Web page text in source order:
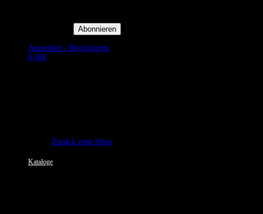
Anmelden / Registrieren
0,00€
Zurück zum Shop
Kataloge